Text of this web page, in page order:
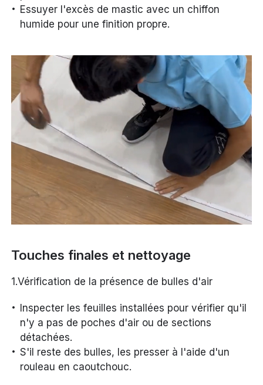
Essuyer l'excès de mastic avec un chiffon
humide pour une finition propre.
Touches finales et nettoyage
1.Vérification de la présence de bulles d'air
Inspecter les feuilles installées pour vérifier qu'il
n'y a pas de poches d'air ou de sections
détachées.
S'il reste des bulles, les presser à l'aide d'un
rouleau en caoutchouc.